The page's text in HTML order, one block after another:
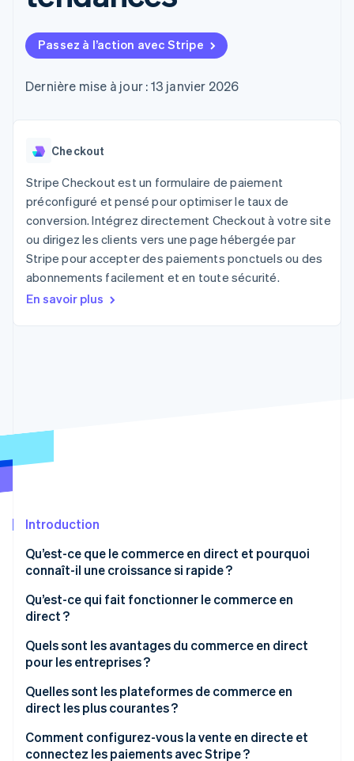
UI flexibles
paiement
Accès à plus
de 125
Paiements en
Authorization
Acceptation
Link
Paiements
accélérés
Financial
Connections
Comptes
financiers
associés
Recognition
automatisée
Stripe Sigma
Rapports
Data Pipeline
des données
Atlas
Climate
Vérification de l'identité
Stripe Sessions 2026
Regarder la vidéo
l’application
Gestion financière
Plateformes
Économie des
créateurs
Jeux
Hôtellerie, voyages et
loisirs
Assurance
Médias et
divertissements
Services aux
Gérer des
Proposer une
facturation à l'usage
bancaires adossées à
des stablecoins
services avec des
Ressources
Intégrations
d'applications
Exemples de code
Blog des développeurs
Feuille de route
Sessions : conférence
annuelle
Communiqués de
Contact
Contacter notre équipe
Devenir partenaire
Passez à l’action avec Stripe
Dernière mise à jour : 13 janvier 2026
Checkout
Stripe Checkout est un formulaire de paiement
préconfiguré et pensé pour optimiser le taux de
conversion. Intégrez directement Checkout à votre site
ou dirigez les clients vers une page hébergée par
Stripe pour accepter des paiements ponctuels ou des
abonnements facilement et en toute sécurité.
En savoir plus
Introduction
Qu’est-ce que le commerce en direct et pourquoi
connaît-il une croissance si rapide ?
Qu’est-ce qui fait fonctionner le commerce en
direct ?
Un hôte avec du contexte et de la personnalité
Une plateforme d’achat capable de gérer la
demande en temps réel
Quels sont les avantages du commerce en direct
pour les entreprises ?
Conversion à grande échelle
Engagement client plus profond
Achats plus confiants
Quelles sont les plateformes de commerce en
direct les plus courantes ?
Plateformes sociales mondiales
Comment configurez-vous la vente en directe et
connectez les paiements avec Stripe ?